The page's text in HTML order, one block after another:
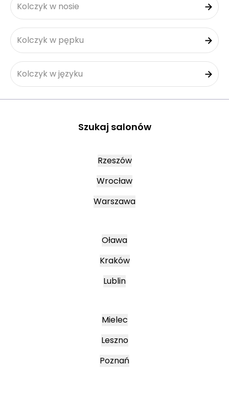
Kolczyk w nosie
Kolczyk w pępku
Kolczyk w języku
Szukaj salonów
Rzeszów
Wrocław
Warszawa
Oława
Kraków
Lublin
Mielec
Leszno
Poznań